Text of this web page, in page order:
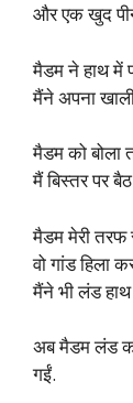
और एक खुद
मैडम ने हाथ में
मैंने अपना
मैडम को बोला
मैं बिस्तर पर
मैडम मेरी तरफ
वो गांड हिला
मैंने भी लंड
अब मैडम लंड
गईं.